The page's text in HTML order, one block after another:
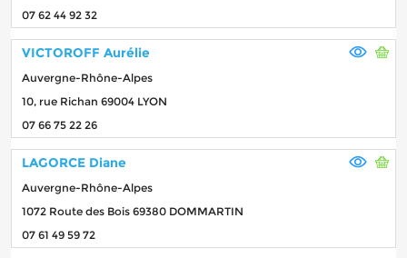
07 62 44 92 32
VICTOROFF Aurélie
Auvergne-Rhône-Alpes
10, rue Richan 69004 LYON
07 66 75 22 26
LAGORCE Diane
Auvergne-Rhône-Alpes
1072 Route des Bois 69380 DOMMARTIN
07 61 49 59 72